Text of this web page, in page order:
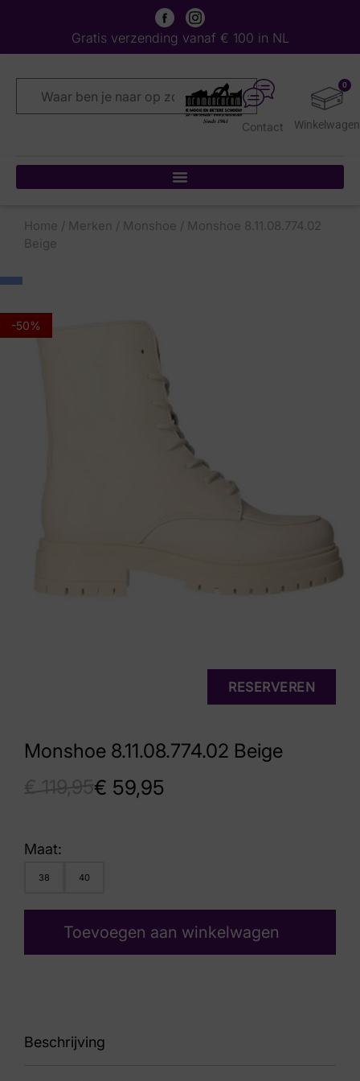
Gratis verzending vanaf € 100 in NL
0
Contact
Home / Merken / Monshoe / Monshoe 8.11.08.774.02
Beige
-50%
Monshoe 8.11.08.774.02 Beige
€ 59,95
RESERVEREN
Maat:
38 40
Toevoegen aan winkelwagen
Beschrijving